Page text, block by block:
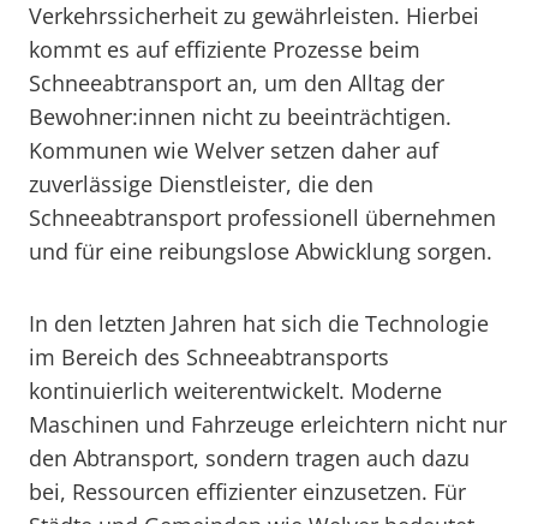
Verkehrssicherheit zu gewährleisten. Hierbei
kommt es auf effiziente Prozesse beim
Schneeabtransport an, um den Alltag der
Bewohner:innen nicht zu beeinträchtigen.
Kommunen wie Welver setzen daher auf
zuverlässige Dienstleister, die den
Schneeabtransport professionell übernehmen
und für eine reibungslose Abwicklung sorgen.
In den letzten Jahren hat sich die Technologie
im Bereich des Schneeabtransports
kontinuierlich weiterentwickelt. Moderne
Maschinen und Fahrzeuge erleichtern nicht nur
den Abtransport, sondern tragen auch dazu
bei, Ressourcen effizienter einzusetzen. Für